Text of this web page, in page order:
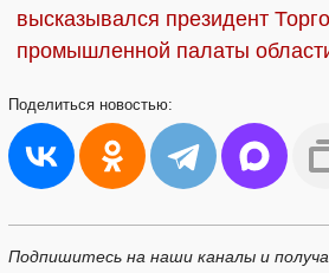
высказывался президент
промышленной палаты
Поделиться новостью:
Подпишитесь на наши каналы и